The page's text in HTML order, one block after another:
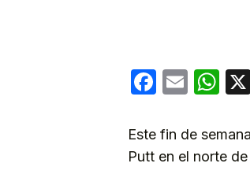
Email
Este fin de
Putt en el norte